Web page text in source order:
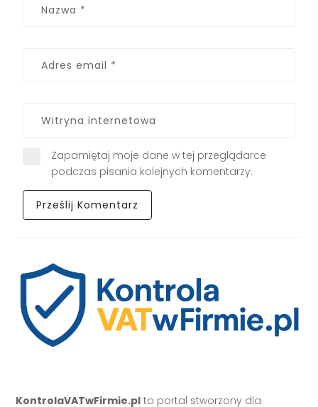
Zapamiętaj moje dane w tej przeglądarce
podczas pisania kolejnych komentarzy.
KontrolaVATwFirmie.pl to portal stworzony dla